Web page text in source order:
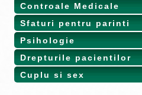
Controale Medicale
Sfaturi pentru parinti
Psihologie
Drepturile pacientilor
Cuplu si sex